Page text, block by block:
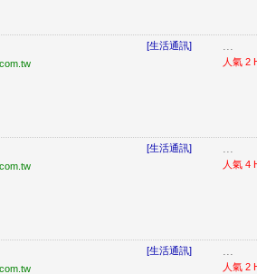
[生活通訊] ...
人氣 2
[生活通訊] ...
人氣 4
[生活通訊] ...
人氣 2